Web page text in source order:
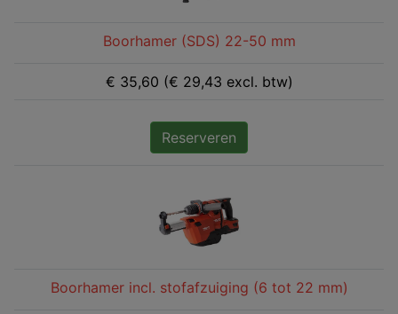
Boorhamer (SDS) 22-50 mm
€ 35,60 (€ 29,43 excl. btw)
Reserveren
Boorhamer incl. stofafzuiging (6 tot 22 mm)